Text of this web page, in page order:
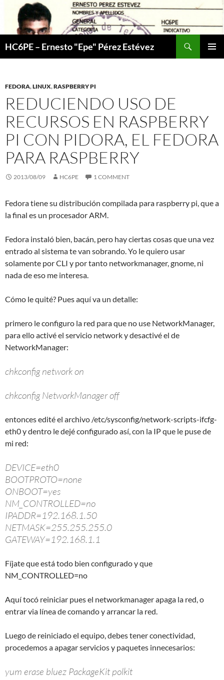
content
HC6PE – Ernesto "Epe" Pérez Estévez
FEDORA,LINUX,RASPBERRY PI
REDUCIENDO USO DE
RECURSOS EN RASPBERRY
PI CON PIDORA, EL FEDORA
PARA RASPBERRY
2013/08/09 HC6PE 1 COMMENT
Fedora tiene su distribución compilada para raspberry pi, que a
la final es un procesador ARM.
Fedora instaló bien, bacán, pero hay ciertas cosas que una vez
entrado al sistema te van sobrando. Yo le quiero usar
solamente por CLI y por tanto networkmanager, gnome, ni
nada de eso me interesa.
Cómo le quité? Pues aquí va un detalle:
primero le configuro la red para que no use NetworkManager,
para ello activé el servicio network y desactivé el de
NetworkManager:
chkconfig network on
chkconfig NetworkManager off
entonces edité el archivo /etc/sysconfig/network-scripts-ifcfg-
eth0 y dentro le dejé configurado así, con la IP que le puse de
mi red:
DEVICE=eth0
BOOTPROTO=none
ONBOOT=yes
NM_CONTROLLED=no
IPADDR=192.168.1.50
NETMASK=255.255.255.0
GATEWAY=192.168.1.1
Fíjate que está todo bien configurado y que
NM_CONTROLLED=no
Aquí tocó reiniciar pues el networkmanager apaga la red, o
entrar via línea de comando y arrancar la red.
Luego de reiniciado el equipo, debes tener conectividad,
procedemos a apagar servicios y paquetes innecesarios:
yum erase bluez PackageKit polkit